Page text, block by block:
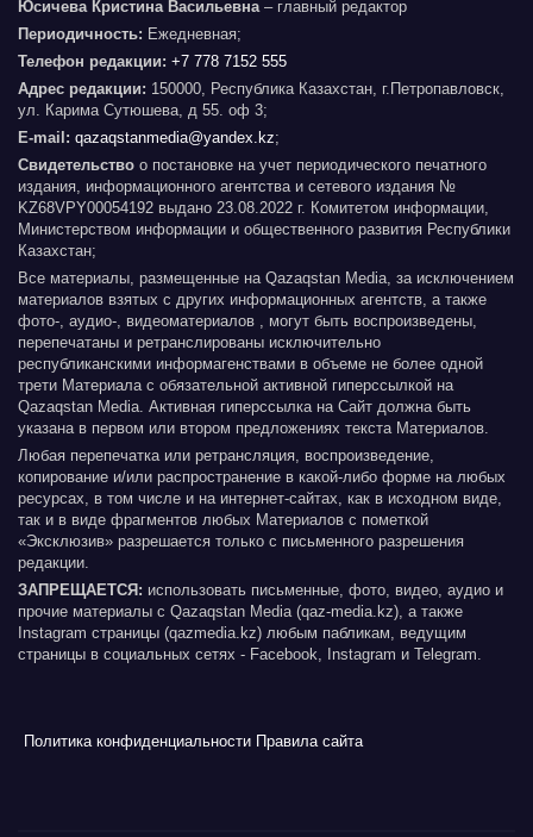
Юсичева Кристина Васильевна– главный редактор
Периодичность: Ежедневная;
Телефон редакции: +7 778 7152 555
Адрес редакции: 150000, Республика Казахстан, г.Петропавловск,
ул. Карима Сутюшева, д 55. оф 3;
E-mail: qazaqstanmedia@yandex.kz;
Свидетельство о постановке на учет периодического печатного
издания, информационного агентства и сетевого издания №
KZ68VPY00054192 выдано 23.08.2022 г. Комитетом информации,
Министерством информации и общественного развития Республики
Казахстан;
Все материалы, размещенные на Qazaqstan Media, за исключением
материалов взятых с других информационных агентств, а также
фото-, аудио-, видеоматериалов , могут быть воспроизведены,
перепечатаны и ретранслированы исключительно
республиканскими информагенствами в объеме не более одной
трети Материала с обязательной активной гиперссылкой на
Qazaqstan Media. Активная гиперссылка на Сайт должна быть
указана в первом или втором предложениях текста Материалов.
Любая перепечатка или ретрансляция, воспроизведение,
копирование и/или распространение в какой-либо форме на любых
ресурсах, в том числе и на интернет-сайтах, как в исходном виде,
так и в виде фрагментов любых Материалов с пометкой
«Эксклюзив» разрешается только с письменного разрешения
редакции.
ЗАПРЕЩАЕТСЯ: использовать письменные, фото, видео, аудио и
прочие материалы с Qazaqstan Media (qaz-media.kz), а также
Instagram страницы (qazmedia.kz) любым пабликам, ведущим
страницы в социальных сетях - Facebook, Instagram и Telegram.
Политика конфиденциальности Правила сайта